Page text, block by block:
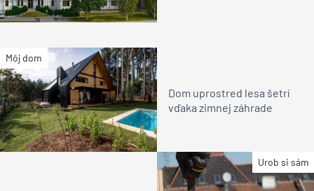
Môj dom
Dom uprostred lesa šetrí
vďaka zimnej záhrade
Urob si sám